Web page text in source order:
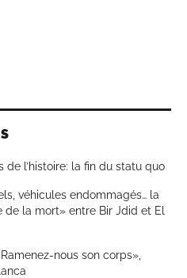
l’histoire: la fin du statu quo
véhicules endommagés… la
la mort» entre Bir Jdid et El
nous son corps»,